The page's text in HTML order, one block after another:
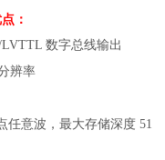
：
LVTTL数字总线输出
辨率
任意波，最大存储深度 51